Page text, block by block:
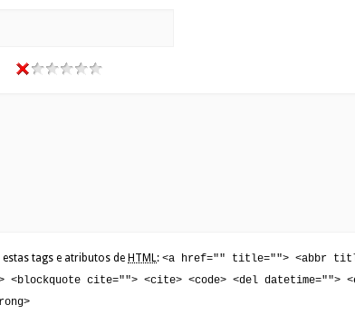
tags e atributos de HTML: <a href="" title=""> <abbr
cite=""> <cite> <code> <del datetime="">